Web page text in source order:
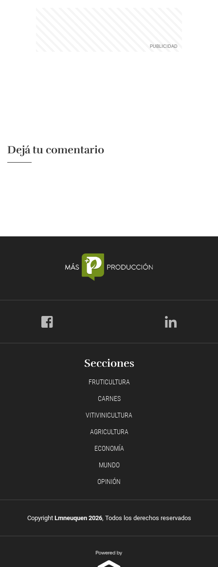
Dejá tu comentario
Secciones
FRUTICULTURA
CARNES
VITIVINICULTURA
AGRICULTURA
ECONOMÍA
MUNDO
OPINIÓN
Copyright Lmneuquen 2026, Todos los derechos reservados